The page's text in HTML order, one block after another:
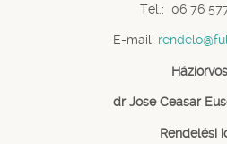
Tel.: 06 76
E-mail:
dr Jose Ceasar
Rendelési